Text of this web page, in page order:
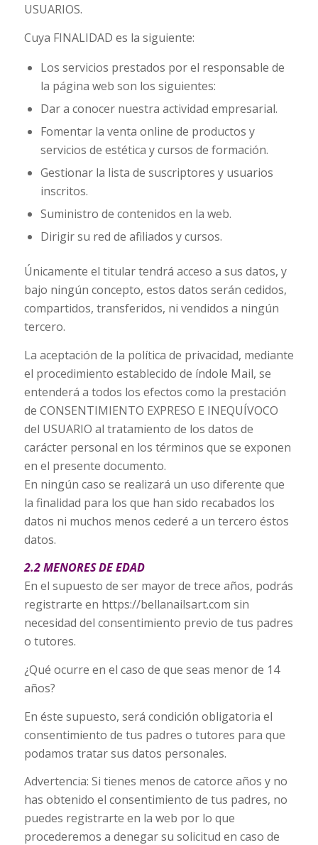
USUARIOS.
Cuya FINALIDAD es la siguiente:
Los servicios prestados por el responsable de
la página web son los siguientes:
Dar a conocer nuestra actividad empresarial.
Fomentar la venta online de productos y
servicios de estética y cursos de formación.
Gestionar la lista de suscriptores y usuarios
inscritos.
Suministro de contenidos en la web.
Dirigir su red de afiliados y cursos.
Únicamente el titular tendrá acceso a sus datos, y
bajo ningún concepto, estos datos serán cedidos,
compartidos, transferidos, ni vendidos a ningún
tercero.
La aceptación de la política de privacidad, mediante
el procedimiento establecido de índole Mail, se
entenderá a todos los efectos como la prestación
de CONSENTIMIENTO EXPRESO E INEQUÍVOCO
del USUARIO al tratamiento de los datos de
carácter personal en los términos que se exponen
en el presente documento.
En ningún caso se realizará un uso diferente que
la finalidad para los que han sido recabados los
datos ni muchos menos cederé a un tercero éstos
datos.
2.2 MENORES DE EDAD
En el supuesto de ser mayor de trece años, podrás
registrarte en https://bellanailsart.com sin
necesidad del consentimiento previo de tus padres
o tutores.
¿Qué ocurre en el caso de que seas menor de 14
años?
En éste supuesto, será condición obligatoria el
consentimiento de tus padres o tutores para que
podamos tratar sus datos personales.
Advertencia: Si tienes menos de catorce años y no
has obtenido el consentimiento de tus padres, no
puedes registrarte en la web por lo que
procederemos a denegar su solicitud en caso de